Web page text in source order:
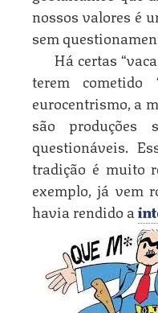
nossos valores é
sem
Há certas
terem cometido
eurocentrismo, a
são produções
questionáveis.
tradição é muito
exemplo, já vem
havia rendido a